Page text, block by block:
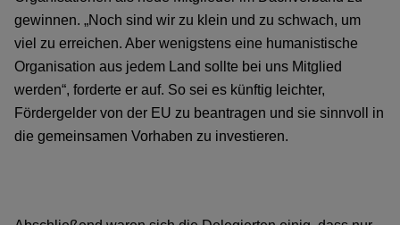
gewinnen. „Noch sind wir zu klein und zu schwach, um
viel zu erreichen. Aber wenigstens eine humanistische
Organisation aus jedem Land sollte bei uns Mitglied
werden“, forderte er auf. So sei es künftig leichter,
Fördergelder von der EU zu beantragen und sie sinnvoll in
die gemeinsamen Vorhaben zu investieren.